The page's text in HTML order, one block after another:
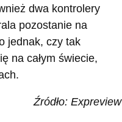
dwa kontrolery
pozostanie na
jednak, czy tak
na całym świecie,
Źródło: Expreview